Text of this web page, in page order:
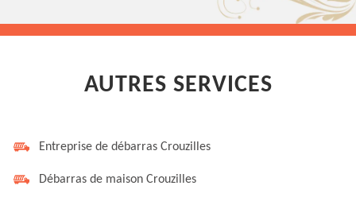
AUTRES SERVICES
Entreprise de débarras Crouzilles
Débarras de maison Crouzilles